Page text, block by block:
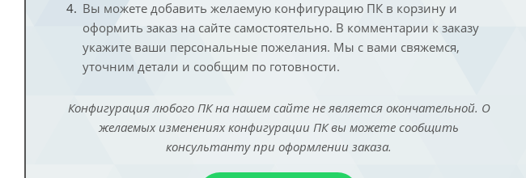
Вы можете добавить желаемую конфигурацию ПК в корзину и
оформить заказ на сайте самостоятельно. В комментарии к заказу
укажите ваши персональные пожелания. Мы с вами свяжемся,
уточним детали и сообщим по готовности.
Конфигурация любого ПК на нашем сайте не является окончательной. О
желаемых изменениях конфигурации ПК вы можете сообщить
консультанту при оформлении заказа.